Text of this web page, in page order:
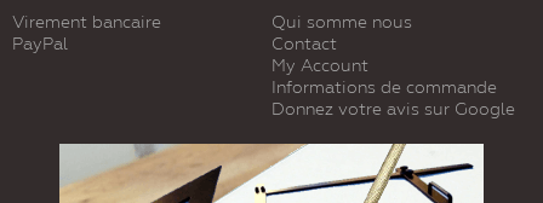
Virement bancaire
PayPal
Qui somme nous
Contact
My Account
Informations de commande
Donnez votre avis sur Google